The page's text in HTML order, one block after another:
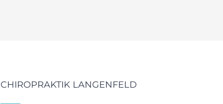
CHIROPRAKTIK LANGENFELD